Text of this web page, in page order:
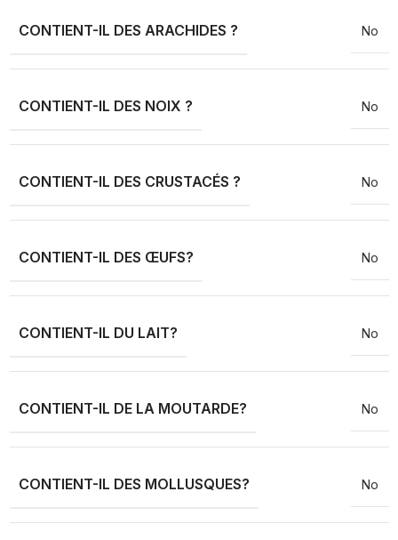
CONTIENT-IL DES ARACHIDES ? No
CONTIENT-IL DES NOIX ? No
CONTIENT-IL DES CRUSTACÉS ? No
CONTIENT-IL DES ŒUFS? No
CONTIENT-IL DU LAIT? No
CONTIENT-IL DE LA MOUTARDE? No
CONTIENT-IL DES MOLLUSQUES? No